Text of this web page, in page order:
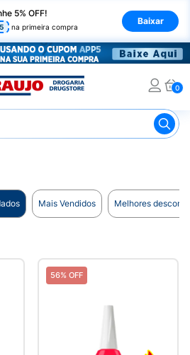
5% OFF!
na primeira compra
Baixar
0
Mais Vendidos Melhores
56% OFF